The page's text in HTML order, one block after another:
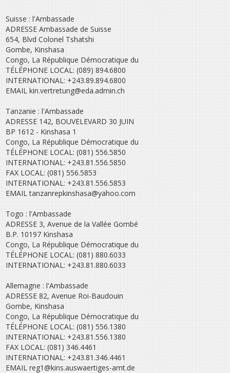
Suisse : l'Ambassade
ADRESSE Ambassade de Suisse
654, Blvd Colonel Tshatshi
Gombe, Kinshasa
Congo, La République Démocratique du
TÉLÉPHONE LOCAL: (089) 894.6800
INTERNATIONAL: +243.89.894.6800
EMAIL kin.vertretung@eda.admin.ch
Tanzanie : l'Ambassade
ADRESSE 142, BOUVELEVARD 30 JUIN
BP 1612 - Kinshasa 1
Congo, La République Démocratique du
TÉLÉPHONE LOCAL: (081) 556.5850
INTERNATIONAL: +243.81.556.5850
FAX LOCAL: (081) 556.5853
INTERNATIONAL: +243.81.556.5853
EMAIL tanzanrepkinshasa@yahoo.com
Togo : l'Ambassade
ADRESSE 3, Avenue de la Vallée Gombé
B.P. 10197 Kinshasa
Congo, La République Démocratique du
TÉLÉPHONE LOCAL: (081) 880.6033
INTERNATIONAL: +243.81.880.6033
Allemagne : l'Ambassade
ADRESSE 82, Avenue Roi-Baudouin
Gombe, Kinshasa
Congo, La République Démocratique du
TÉLÉPHONE LOCAL: (081) 556.1380
INTERNATIONAL: +243.81.556.1380
FAX LOCAL: (081) 346.4461
INTERNATIONAL: +243.81.346.4461
EMAIL reg1@kins.auswaertiges-amt.de